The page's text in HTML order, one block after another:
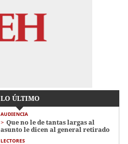
LO ÚLTIMO
AUDIENCIA
Que no le de tantas largas al
asunto le dicen al general retirado
LECTORES